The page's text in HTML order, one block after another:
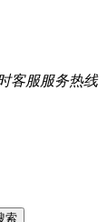
客服服务热线